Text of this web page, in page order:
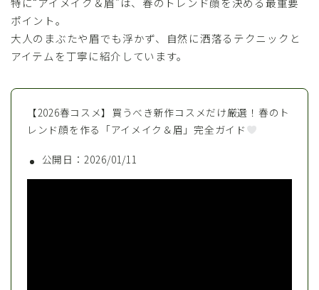
ポイント。
大人のまぶたや眉でも浮かず、自然に洒落るテクニックと
アイテムを丁寧に紹介しています。
【2026春コスメ】買うべき新作コスメだけ厳選！春のト
レンド顔を作る「アイメイク＆眉」完全ガイド
公開日：2026/01/11